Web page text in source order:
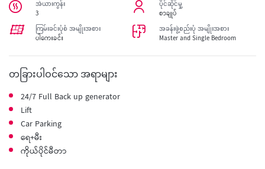
အဲယားကွန်း
3
ပိုင်ဆိုင်မှု့
စာချုပ်
🖽 ကြမ်းခင်းပုံစံ အမျိုးအစား
ပါကေးခင်း
အခန်းဖွဲ့စည်းပုံ အမျိုးအစား
Master and Single Bedroom
တခြားပါဝင်သော အရာများ
24/7 Full Back up generator
Lift
Car Parking
ရေ+မီး
ကိုယ်ပိုင်မီတာ